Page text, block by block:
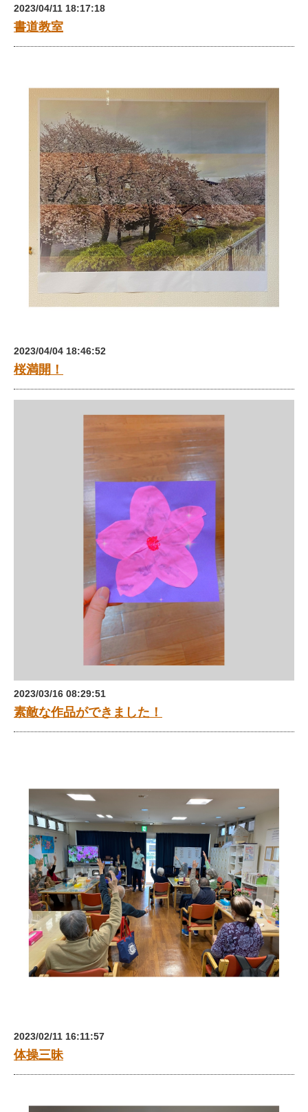
2023/04/11 18:17:18
書道教室
2023/04/04 18:46:52
桜満開！
2023/03/16 08:29:51
素敵な作品ができました！
2023/02/11 16:11:57
体操三昧